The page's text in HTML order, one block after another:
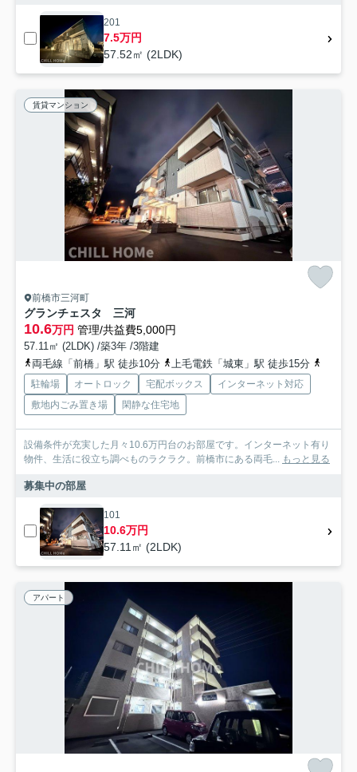
201
7.5万円
57.52㎡ (2LDK)
賃貸マンション
前橋市三河町
グランチェスタ 三河
10.6万円 管理/共益費5,000円
57.11㎡ (2LDK) /築3年 /3階建
両毛線「前橋」駅 徒歩10分
上毛電鉄「城東」駅 徒歩15分
駐輪場 オートロック 宅配ボックス
インターネット対応
敷地内ごみ置き場
閑静な住宅地
設備条件が充実した月々10.6万円台のお部屋です。インターネット有り
物件、生活に役立ち調べものラクラク。前橋市にある両毛...
もっと見る
募集中の部屋
101
10.6万円
57.11㎡ (2LDK)
アパート